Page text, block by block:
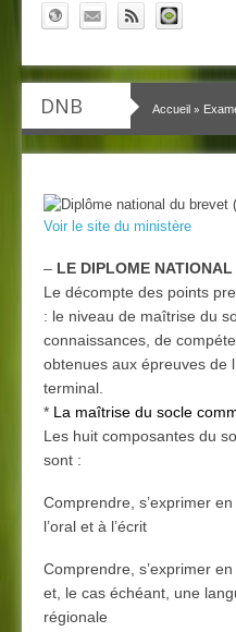
DNB Accueil »
Voir le site du ministère
– LE DIPLOME
Le décompte des points
: le niveau de maîtrise du
connaissances, de
obtenues aux épreuves de
terminal.
* La maîtrise du socle
Les huit composantes du
sont :
Comprendre, s’exprimer
l’oral et à l’écrit
Comprendre, s’exprimer
et, le cas échéant, une
régionale